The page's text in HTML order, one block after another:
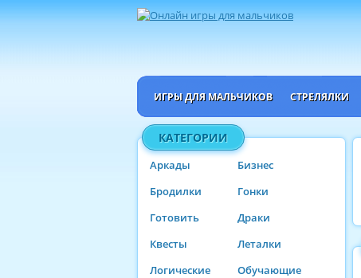
ИГРЫ ДЛЯ МАЛЬЧИКОВ СТРЕЛЯЛКИ
КАТЕГОРИИ
Аркады
Бизнес
Бродилки
Гонки
Готовить
Драки
Квесты
Леталки
Логические
Обучающие